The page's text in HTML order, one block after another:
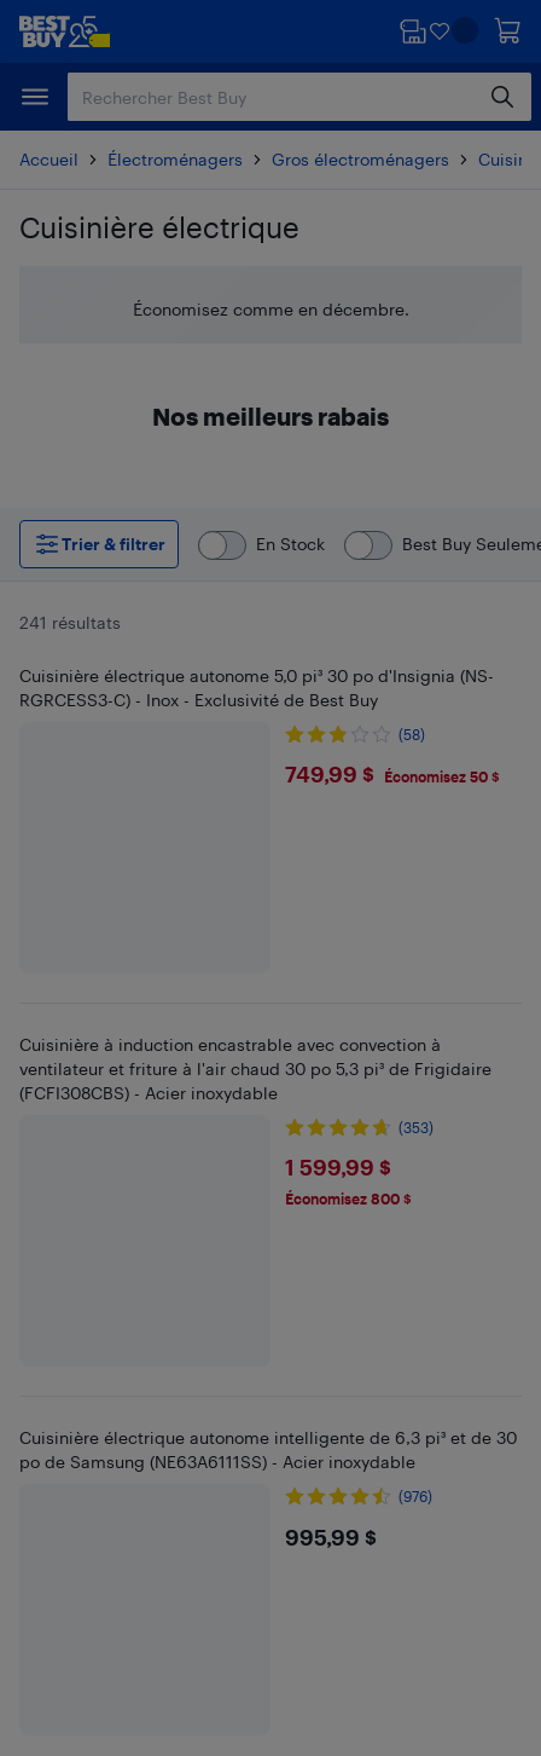
Passer
principal
Passer
Accueil Électroménagers Gros électroménagers
Cuisinière électrique
Économisez comme en décembre.
Nos meilleurs rabais
Trier & filtrer En Stock Best Buy
241 résultats
Cuisinière électrique autonome 5,0 pi³ 30 po d'Insignia (NS-
RGRCESS3-C) - Inox - Exclusivité de Best Buy
(58)
$749.99
749,99 $ Économisez 50 $
Cuisinière à induction encastrable avec convection à
ventilateur et friture à l'air chaud 30 po 5,3 pi³ de Frigidaire
(FCFI308CBS) - Acier inoxydable
(353)
$1599.99
1 599,99 $
Économisez 800 $
Cuisinière électrique autonome intelligente de 6,3 pi³ et de 30
po de Samsung (NE63A6111SS) - Acier inoxydable
(976)
$995.99
995,99 $